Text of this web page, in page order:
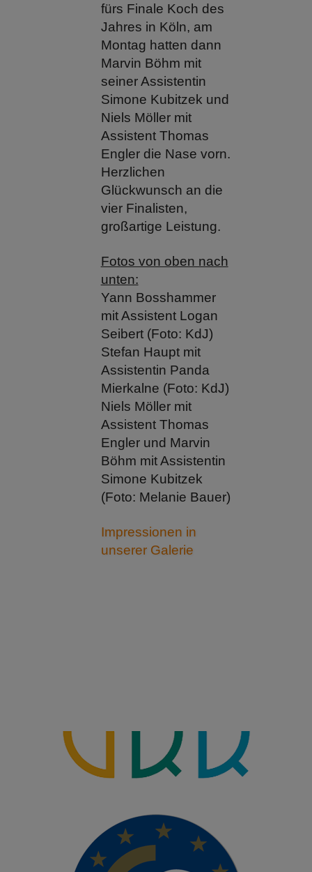
fürs Finale Koch des
Jahres in Köln, am
Montag hatten dann
Marvin Böhm mit
seiner Assistentin
Simone Kubitzek und
Niels Möller mit
Assistent Thomas
Engler die Nase vorn.
Herzlichen
Glückwunsch an die
vier Finalisten,
großartige Leistung.
Fotos von oben nach
unten:
Yann Bosshammer
mit Assistent Logan
Seibert (Foto: KdJ)
Stefan Haupt mit
Assistentin Panda
Mierkalne (Foto: KdJ)
Niels Möller mit
Assistent Thomas
Engler und Marvin
Böhm mit Assistentin
Simone Kubitzek
(Foto: Melanie Bauer)
Impressionen in
unserer Galerie